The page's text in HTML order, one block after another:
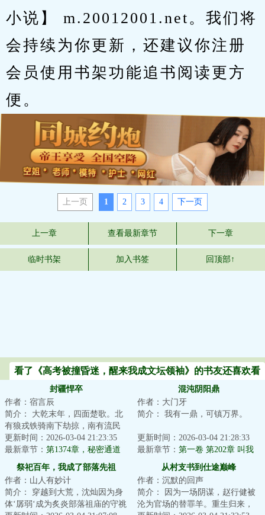
小说】 m.20012001.net。我们将
会持续为你更新，还建议你注册
会员使用书架功能追书阅读更方
便。
上一页 1 2 3 4 下一页
上一章 查看最新章节 下一章
临时书架 加入书签 回顶部↑
看了《高考被撞昏迷，醒来我成文坛领袖》的书友还喜欢看
封疆悍卒
作者：宿言辰
简介： 大乾末年，四面楚歌。北
有狼戎铁骑南下劫掠，南有流民
四起匪盗横行。
更新时间：2026-03-04 21:23:35
最新章节： 第1374章，秘密通道
混沌阴阳鼎
作者：大门牙
简介： 我有一鼎，可镇万界。
阴阳初鸣，生道纹定天地乾坤。
更新时间：2026-03-04 21:28:33
最新章节： 第一卷 第202章 叫我
祭祀百年，我成了部落先祖
作者：山人有妙计
简介： 穿越到大荒，沈灿因为身
体‘孱弱‘成为炙炎部落祖庙的守祧
从村支书到仕途巅峰
作者：沉默的回声
简介： 因为一场阴谋，赵行健被
沦为官场的替罪羊。重生归来，